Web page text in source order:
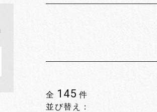
全 145 件
並び替え：